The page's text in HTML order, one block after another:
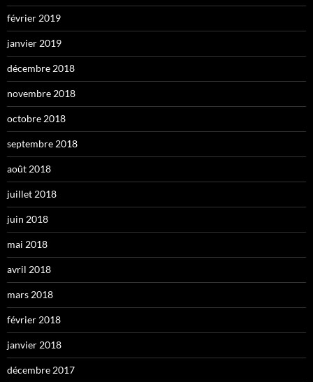
février 2019
janvier 2019
décembre 2018
novembre 2018
octobre 2018
septembre 2018
août 2018
juillet 2018
juin 2018
mai 2018
avril 2018
mars 2018
février 2018
janvier 2018
décembre 2017